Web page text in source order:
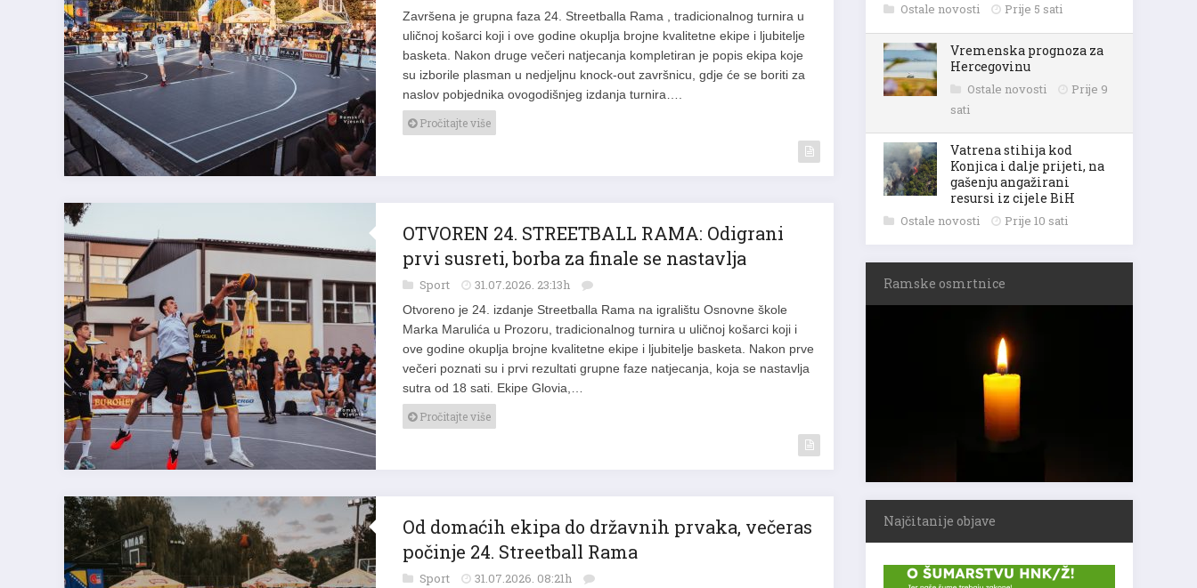
Završena je grupna faza 24. Streetballa Rama , tradicionalnog turnira u
uličnoj košarci koji i ove godine okuplja brojne kvalitetne ekipe i ljubitelje
basketa. Nakon druge večeri natjecanja kompletiran je popis ekipa koje
su izborile plasman u nedjeljnu knock-out završnicu, gdje će se boriti za
naslov pobjednika ovogodišnjeg izdanja turnira….
Pročitajte više
OTVOREN 24. STREETBALL RAMA: Odigrani
prvi susreti, borba za finale se nastavlja
Sport 31.07.2026. 23:13h
Otvoreno je 24. izdanje Streetballa Rama na igralištu Osnovne škole
Marka Marulića u Prozoru, tradicionalnog turnira u uličnoj košarci koji i
ove godine okuplja brojne kvalitetne ekipe i ljubitelje basketa. Nakon prve
večeri poznati su i prvi rezultati grupne faze natjecanja, koja se nastavlja
sutra od 18 sati. Ekipe Glovia,…
Pročitajte više
Od domaćih ekipa do državnih prvaka, večeras
počinje 24. Streetball Rama
Sport 31.07.2026. 08:21h
Ostale novosti Prije 5 sati
Vremenska prognoza za
Hercegovinu
Ostale novosti
Prije 9
sati
Vatrena stihija kod
Konjica i dalje prijeti, na
gašenju angažirani
resursi iz cijele BiH
Ostale novosti Prije 10 sati
Ramske osmrtnice
Najčitanije objave